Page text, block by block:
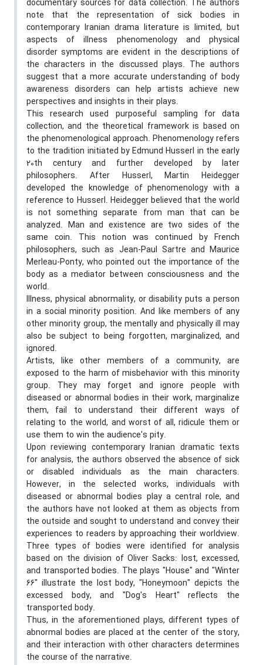
documentary sources for data collection. The authors
note that the representation of sick bodies in
contemporary Iranian drama literature is limited, but
aspects of illness phenomenology and physical
disorder symptoms are evident in the descriptions of
the characters in the discussed plays. The authors
suggest that a more accurate understanding of body
awareness disorders can help artists achieve new
perspectives and insights in their plays.
This research used purposeful sampling for data
collection, and the theoretical framework is based on
the phenomenological approach. Phenomenology refers
to the tradition initiated by Edmund Husserl in the early
20th century and further developed by later
philosophers. After Husserl, Martin Heidegger
developed the knowledge of phenomenology with a
reference to Husserl. Heidegger believed that the world
is not something separate from man that can be
analyzed. Man and existence are two sides of the
same coin. This notion was continued by French
philosophers, such as Jean-Paul Sartre and Maurice
Merleau-Ponty, who pointed out the importance of the
body as a mediator between consciousness and the
world.
Illness, physical abnormality, or disability puts a person
in a social minority position. And like members of any
other minority group, the mentally and physically ill may
also be subject to being forgotten, marginalized, and
ignored.
Artists, like other members of a community, are
exposed to the harm of misbehavior with this minority
group. They may forget and ignore people with
diseased or abnormal bodies in their work, marginalize
them, fail to understand their different ways of
relating to the world, and worst of all, ridicule them or
use them to win the audience's pity.
Upon reviewing contemporary Iranian dramatic texts
for analysis, the authors observed the absence of sick
or disabled individuals as the main characters.
However, in the selected works, individuals with
diseased or abnormal bodies play a central role, and
the authors have not looked at them as objects from
the outside and sought to understand and convey their
experiences to readers by approaching their worldview.
Three types of bodies were identified for analysis
based on the division of Oliver Sacks: lost, excessed,
and transported bodies. The plays "House" and "Winter
66" illustrate the lost body, "Honeymoon" depicts the
excessed body, and "Dog's Heart" reflects the
transported body.
Thus, in the aforementioned plays, different types of
abnormal bodies are placed at the center of the story,
and their interaction with other characters determines
the course of the narrative.